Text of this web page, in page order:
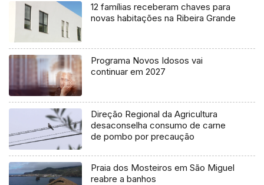
12 famílias receberam chaves para
novas habitações na Ribeira Grande
Programa Novos Idosos vai
continuar em 2027
Direção Regional da Agricultura
desaconselha consumo de carne
de pombo por precaução
Praia dos Mosteiros em São Miguel
reabre a banhos